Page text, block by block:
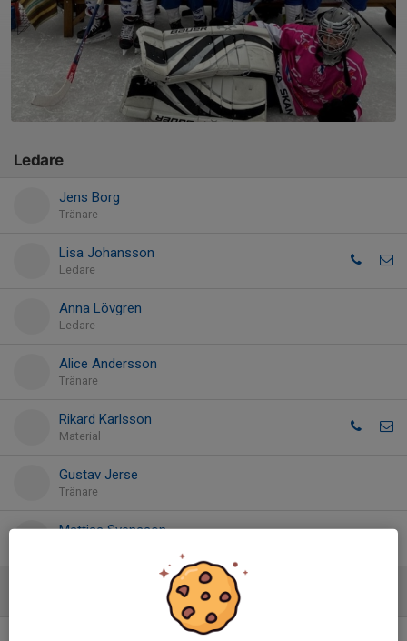
Ledare
Jens Borg
Tränare
Lisa Johansson
Ledare
Anna Lövgren
Ledare
Alice Andersson
Tränare
Rikard Karlsson
Material
Gustav Jerse
Tränare
Mattias Svensson